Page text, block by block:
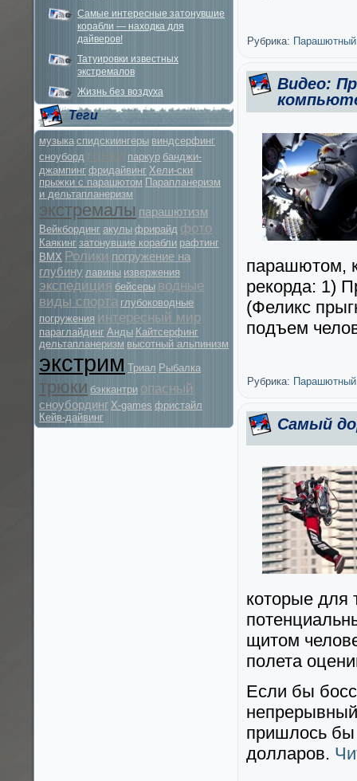
Самые интересные затонувшие
корабли — находка для
дайверов!
Татуировки известных
экстремалов
Жизнь без воздуха
Теги
музыка спидскиингеры виндсерфинг
сноуборд гонки паркур банджи-
джампинг фридайвинг Хели-ски
прыжки с парашютом Парапланеризм
и дельтапланеризм
экстремалы парашютизм
Вейкбординг акулы фрирайд фото
Каякинг затонувшие корабли рафтинг
BMX Ролики погружение на
глубину лавины извержения
экспедиция бейсеры водные
виды спорта глубоководные
погружения интересный мир
параглайдинг Анды Кайтсерфинг
дельтапланеризм высотный альпинизм
экстрим Триал Рыбалка
трюки бэккантри опасный
сноубординг X-games фристайл
Кейв-дайвинг
Рубрика: Парашютный
Видео:
парашютом,
рекорда: 1)
(Феликс
подъем
Рубрика: Парашютный
Самый
которые для
щитом
полета
Если бы
пришлось бы
долларов.